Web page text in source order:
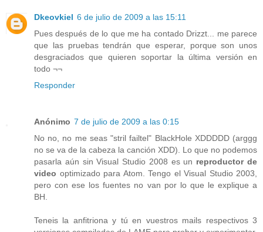
Dkeovkiel 6 de julio de 2009 a las 15:11
Pues después de lo que me ha contado Drizzt... me parece
que las pruebas tendrán que esperar, porque son unos
desgraciados que quieren soportar la última versión en
todo ¬¬
Responder
Anónimo 7 de julio de 2009 a las 0:15
No no, no me seas "stril failtel" BlackHole XDDDDD (arggg
no se va de la cabeza la canción XDD). Lo que no podemos
pasarla aún sin Visual Studio 2008 es un reproductor de
video optimizado para Atom. Tengo el Visual Studio 2003,
pero con ese los fuentes no van por lo que le explique a
BH.
Teneis la anfitriona y tú en vuestros mails respectivos 3